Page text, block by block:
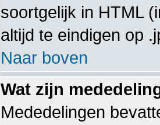
soortgelijk in HTML
altijd te eindigen op
Naar boven
Wat zijn
Mededelingen